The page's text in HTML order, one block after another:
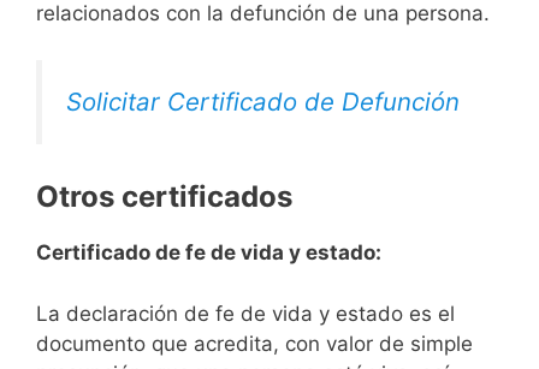
relacionados con la defunción de una persona.
Solicitar Certificado de Defunción
Otros certificados
Certificado de fe de vida y estado:
La declaración de fe de vida y estado es el
documento que acredita, con valor de simple